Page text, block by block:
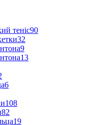
теніс90
32
9
13
6
108
82
19